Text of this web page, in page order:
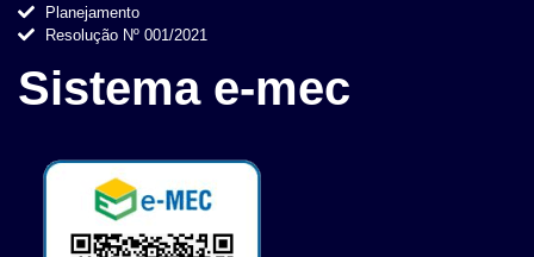
Planejamento
Resolução Nº 001/2021
Sistema e-mec